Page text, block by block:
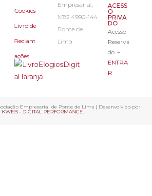
Cookies
Livro de
Reclam
ações
Empresarial,
N’82 4990-144
Ponte de
Lima
ACESS
O
PRIVA
DO
Acesso
Reserva
do –
ENTRA
R
Empresarial de Ponte de Lima | Desenvolvido por
KWEB - DIGITAL PERFORMANCE